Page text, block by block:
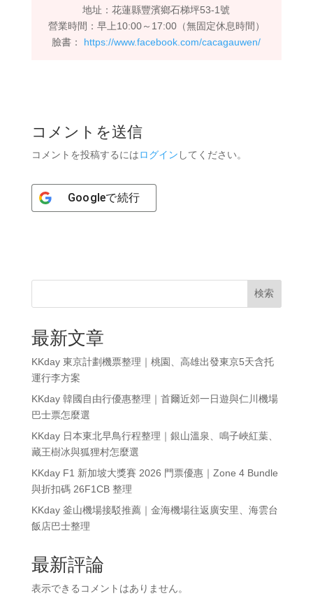
地址：花蓮縣豐濱鄉石梯坪53-1號
營業時間：早上10:00～17:00（無固定休息時間）
臉書： https://www.facebook.com/cacagauwen/
コメントを送信
コメントを投稿するにはログイン してください。
Googleで続行
検索
最新文章
KKday 東京計劃機票整理｜桃園、高雄出發東京5天含托
運行李方案
KKday 韓國自由行優惠整理｜首爾近郊一日遊與仁川機場
巴士票怎麼選
KKday 日本東北早鳥行程整理｜銀山溫泉、鳴子峽紅葉、
藏王樹冰與狐狸村怎麼選
KKday F1 新加坡大獎賽 2026 門票優惠｜Zone 4 Bundle
與折扣碼 26F1CB 整理
KKday 釜山機場接駁推薦｜金海機場往返廣安里、海雲台
飯店巴士整理
最新評論
表示できるコメントはありません。